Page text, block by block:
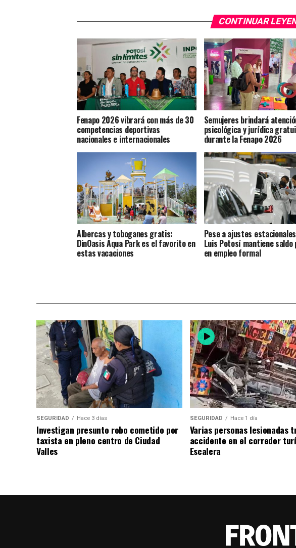
CONTINUAR
Fenapo 2026 vibrará con más de 30
competencias deportivas
nacionales e internacionales
Semujeres brindará
psicológica y jurídica
durante la Fenapo 2026
Albercas y toboganes gratis:
DinOasis Aqua Park es el favorito en
estas vacaciones
Pese a ajustes
Luis Potosí mantiene saldo
en empleo formal
SEGURIDAD Hace 3 días
Investigan presunto robo cometido por
taxista en pleno centro de Ciudad
Valles
SEGURIDAD Hace 1 día
Varias personas lesionadas
accidente en el corredor
Escalera